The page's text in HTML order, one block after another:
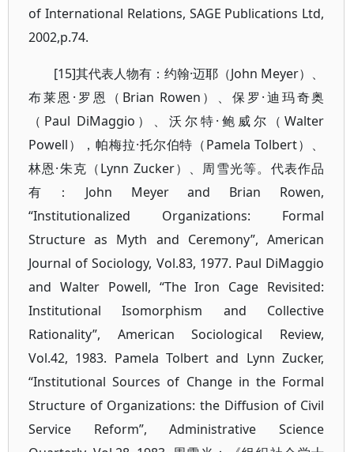
of International Relations, SAGE Publications Ltd,
2002,p.74.
[15]其代表人物有：约翰·迈耶（John Meyer）、
布莱恩·罗恩（Brian Rowen）、保罗·迪玛奇奥
（Paul DiMaggio）、沃尔特·鲍威尔（Walter
Powell），帕梅拉·托尔伯特（Pamela Tolbert）、
林恩·朱克（Lynn Zucker）、周雪光等。代表作品
有：John Meyer and Brian Rowen,
“Institutionalized Organizations: Formal
Structure as Myth and Ceremony”, American
Journal of Sociology, Vol.83, 1977. Paul DiMaggio
and Walter Powell, “The Iron Cage Revisited:
Institutional Isomorphism and Collective
Rationality”, American Sociological Review,
Vol.42, 1983. Pamela Tolbert and Lynn Zucker,
“Institutional Sources of Change in the Formal
Structure of Organizations: the Diffusion of Civil
Service Reform”, Administrative Science